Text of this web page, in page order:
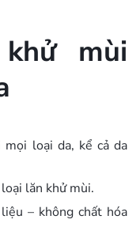
mùi
mọi loại da, kể cả da
lăn khử mùi.
– không chất hóa